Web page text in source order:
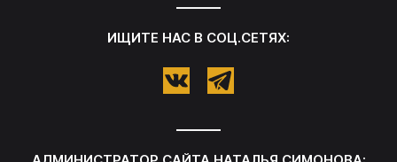
ИЩИТЕ НАС В СОЦ.СЕТЯХ: